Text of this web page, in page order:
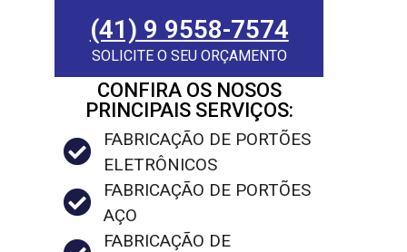
(41) 9 9558-7574
SOLICITE O SEU ORÇAMENTO
CONFIRA OS NOSOS
PRINCIPAIS SERVIÇOS:
FABRICAÇÃO DE PORTÕES
ELETRÔNICOS
FABRICAÇÃO DE PORTÕES
AÇO
FABRICAÇÃO DE